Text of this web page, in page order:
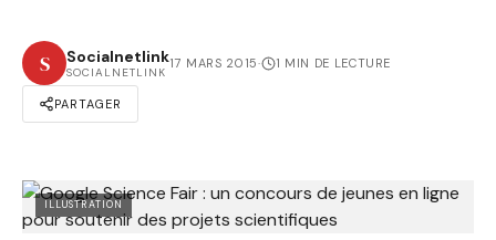
S Socialnetlink
SOCIALNETLINK
17 MARS 2015· 1 MIN DE LECTURE
PARTAGER
ILLUSTRATION